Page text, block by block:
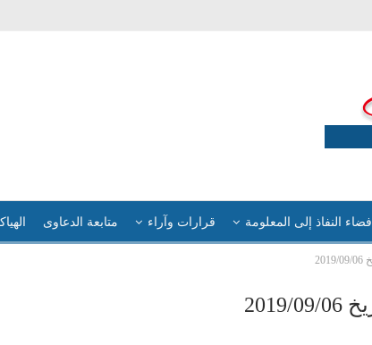
فضاء النفاذ إلى المعلومة قرارات وآراء متابعة الدعاوى